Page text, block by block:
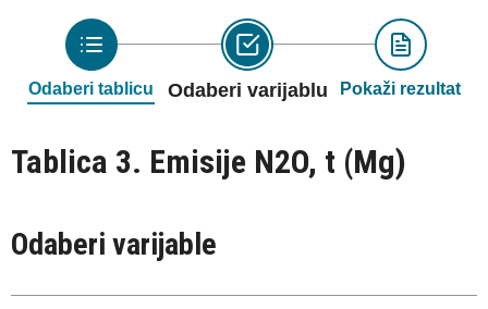
Odaberi tablicu Odaberi varijablu Pokaži rezultat
Tablica 3. Emisije N2O, t (Mg)
Odaberi varijable